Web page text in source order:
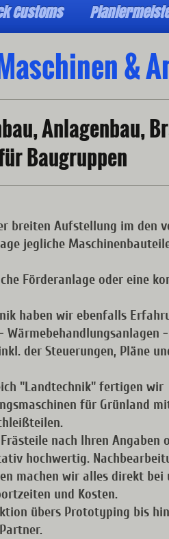
Customs
&
Anlagenbau,
Baugruppen
breiten Aufstellung im den
jegliche
Förderanlage oder eine
haben wir ebenfalls
Wärmebehandlungsanlagen
der Steuerungen, Pläne
"Landtechnik" fertigen wir
für Grünland
nach Ihren Angaben
hochwertig.
machen wir alles direkt bei
und Kosten.
übers Prototyping bis